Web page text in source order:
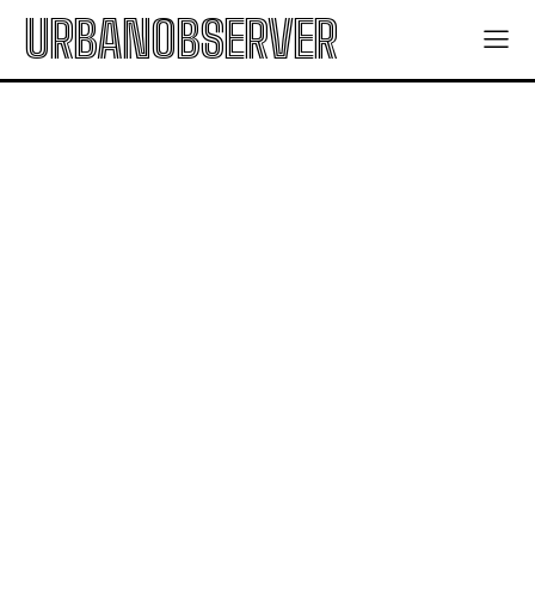
URBANOBSERVER